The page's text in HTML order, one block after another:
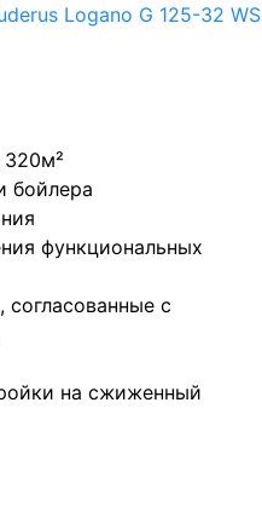
бойлера
функциональных
с
на сжиженный